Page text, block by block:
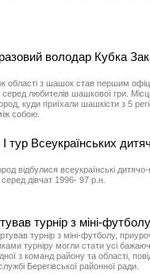
володар Кубка
області з шашок став першим
любителів шашкової гри.
куди приїхали шашкісти з 5
собою.
тур Всеукраїнських
відбулися всеукраїнські дитячо-
дівчат 1996- 97 р.н.
турнір з міні-футболу
турнір з міні-футболу,
турніру могли стати усі
з команд району та області,
Берегівської районної ради.